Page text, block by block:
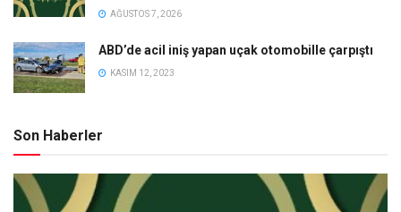
AĞUSTOS 7, 2026
ABD’de acil iniş yapan uçak otomobille çarpıştı
KASIM 12, 2023
Son Haberler